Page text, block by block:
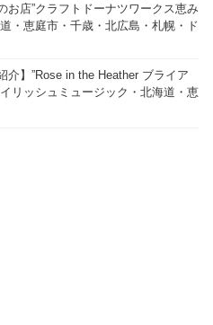
お店”クラフトドーナツワークス恵み
・恵庭市・千歳・北広島・札幌・ド
介】”Rose in the Heather ブライア
リッシュミュージック・北海道・恵